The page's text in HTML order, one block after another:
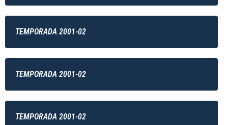
TEMPORADA 2001-02
TEMPORADA 2001-02
TEMPORADA 2001-02